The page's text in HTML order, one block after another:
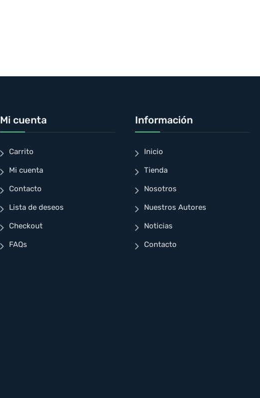
Mi cuenta
Carrito
Mi cuenta
Contacto
Lista de deseos
Checkout
FAQs
Información
Inicio
Tienda
Nosotros
Nuestros Autores
Noticias
Contacto